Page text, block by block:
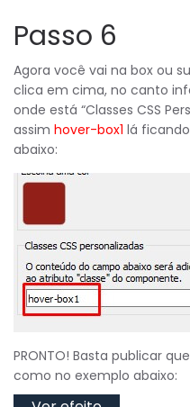
Passo 6
Agora você vai na box ou
clica em cima, no canto
onde está “Classes CSS
assim hover-box1 lá ficando
abaixo:
PRONTO! Basta publicar
como no exemplo abaixo: